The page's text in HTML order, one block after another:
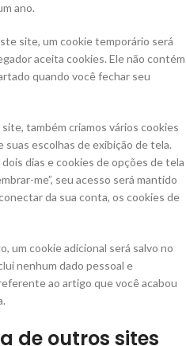
ano.
site, um cookie temporário será
aceita cookies. Ele não contém
quando você fechar seu
também criamos vários cookies
suas escolhas de exibição de tela.
dias e cookies de opções de tela
me”, seu acesso será mantido
da sua conta, os cookies de
um cookie adicional será salvo no
nenhum dado pessoal e
ao artigo que você acabou
de outros sites